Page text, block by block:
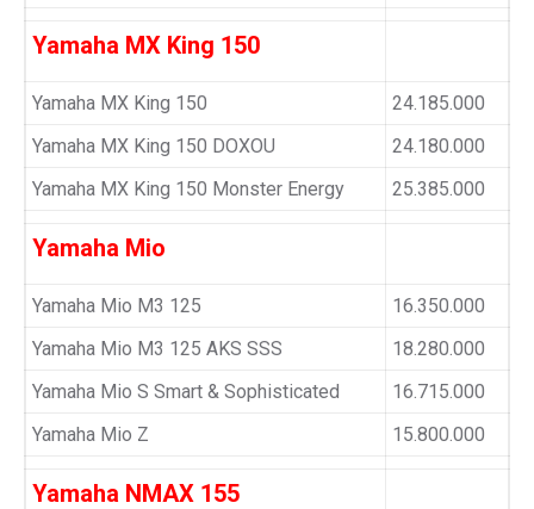
Yamaha MX King 150
Yamaha MX King 150
24.185.000
Yamaha MX King 150 DOXOU
24.180.000
Yamaha MX King 150 Monster Energy
25.385.000
Yamaha Mio
Yamaha Mio M3 125
16.350.000
Yamaha Mio M3 125 AKS SSS
18.280.000
Yamaha Mio S Smart & Sophisticated
16.715.000
Yamaha Mio Z
15.800.000
Yamaha NMAX 155